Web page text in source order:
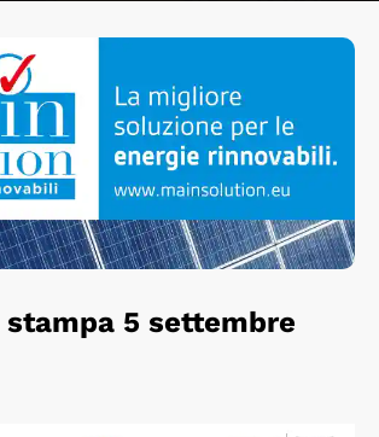
stampa 5 settembre